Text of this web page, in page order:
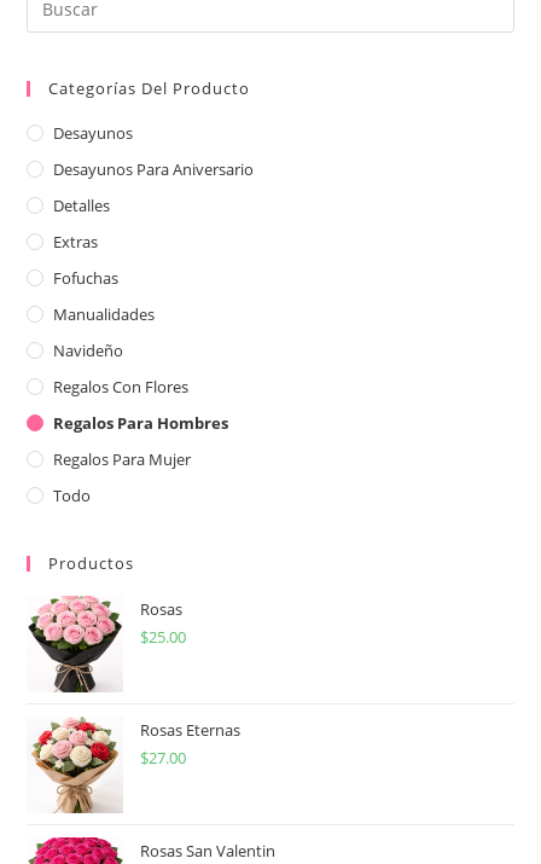
Categorías Del Producto
Desayunos
Desayunos Para Aniversario
Detalles
Extras
Fofuchas
Manualidades
Navideño
Regalos Con Flores
Regalos Para Hombres
Regalos Para Mujer
Todo
Productos
Rosas
$25.00
Rosas Eternas
$27.00
Rosas San Valentin